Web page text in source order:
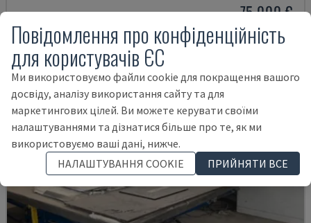
75.000 €
Повідомлення про конфіденційність
для користувачів ЄС
Ми використовуємо файли cookie для покращення вашого
досвіду, аналізу використання сайту та для
маркетингових цілей. Ви можете керувати своїми
налаштуваннями та дізнатися більше про те, як ми
використовуємо ваші дані, нижче.
НАЛАШТУВАННЯ COOKIE
ПРИЙНЯТИ ВСЕ